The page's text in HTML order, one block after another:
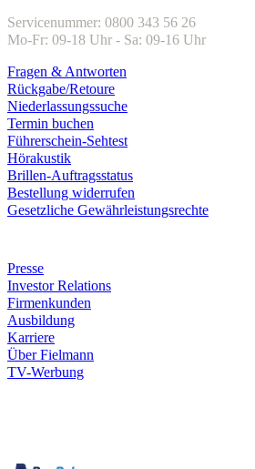
Servicenummer: 0800 343 56 26
Mo-Fr: 09-18 Uhr - Sa: 09-16 Uhr
Fragen & Antworten
Rückgabe/Retoure
Niederlassungssuche
Termin buchen
Führerschein-Sehtest
Hörakustik
Brillen-Auftragsstatus
Bestellung widerrufen
Gesetzliche Gewährleistungsrechte
Presse
Investor Relations
Firmenkunden
Ausbildung
Karriere
Über Fielmann
TV-Werbung